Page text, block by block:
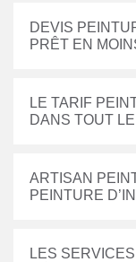
DEVIS
PRÊT EN
LE TARIF
DANS TOUT
ARTISAN
PEINTURE
LES